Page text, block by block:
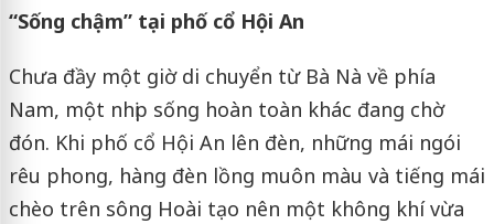
“Sống chậm” tại phố cổ Hội An
Chưa đầy một giờ di chuyển từ Bà Nà về phía
Nam, một nhịp sống hoàn toàn khác đang chờ
đón. Khi phố cổ Hội An lên đèn, những mái ngói
rêu phong, hàng đèn lồng muôn màu và tiếng mái
chèo trên sông Hoài tạo nên một không khí vừa